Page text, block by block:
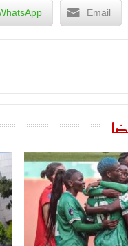
Email